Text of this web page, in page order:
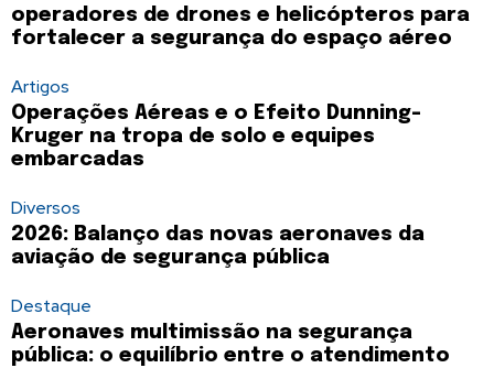
operadores de drones e helicópteros para
fortalecer a segurança do espaço aéreo
Artigos
Operações Aéreas e o Efeito Dunning-
Kruger na tropa de solo e equipes
embarcadas
Diversos
2026: Balanço das novas aeronaves da
aviação de segurança pública
Destaque
Aeronaves multimissão na segurança
pública: o equilíbrio entre o atendimento